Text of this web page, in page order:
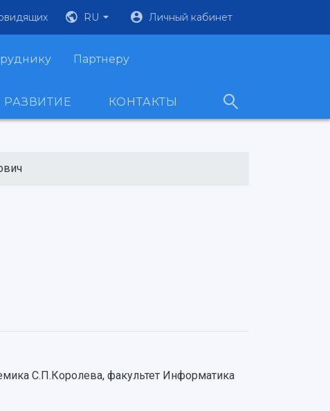
RU Личный кабинет
Партнеру
РАЗВИТИЕ КОНТАКТЫ
С.П.Королева, факультет Информатика